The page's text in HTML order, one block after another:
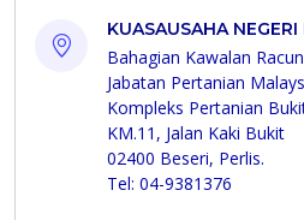
KUASAUSAHA NEGERI
Bahagian Kawalan
Jabatan Pertanian
Kompleks Pertanian
KM.11, Jalan Kaki Bukit
02400 Beseri, Perlis.
Tel: 04-9381376